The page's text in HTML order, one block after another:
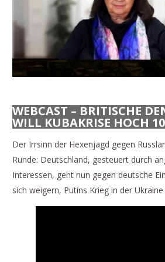
WEBCAST – BRITISCHE
WILL KUBAKRISE HOCH 10
Der Irrsinn der Hexenjagd gegen
Runde: Deutschland, gesteuert durch
Interessen, geht nun gegen deutsche
sich weigern, Putins Krieg in der